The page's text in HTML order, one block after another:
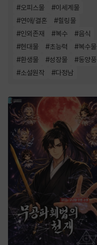
#오피스물 #이세계물
#연애/결혼 #힐링물
#인외존재 #복수 #음식
#현대물 #초능력 #복수물
#환생물 #성장물 #동양풍
#소설원작 #다정남